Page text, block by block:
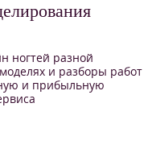
ногтей разной
и разборы работ
и прибыльную